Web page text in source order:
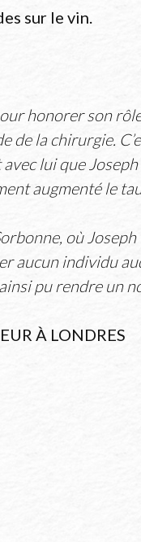
sur le vin.
honorer son
la chirurgie.
lui que
augmenté le
où
aucun individu
pu rendre un
À LONDRES